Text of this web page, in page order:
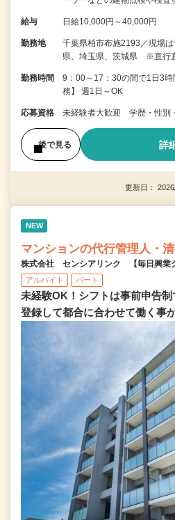
給与 日給10,000円～40,000円
勤務地
千葉県柏市布施2193／現場
県、埼玉県、茨城県 ※直行
勤務時間
9：00～17：30の間で1日3
務】 週1日～OK
応募資格 未経験者大歓迎 学歴・性別
後で見る 詳
更新日：
NEW
マンションの代行管理人・
株式会社 センシアリンク 【毎日興業
アルバイト パート
未経験OK！シフトは事前申告
登録して都合に合わせて働く事